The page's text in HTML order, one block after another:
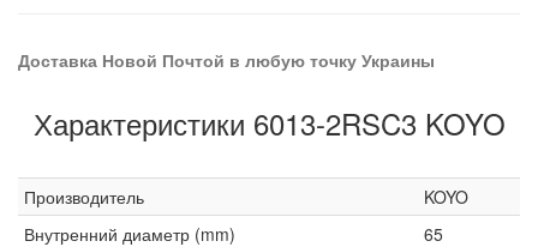
Доставка Новой Почтой в любую точку Украины
Характеристики 6013-2RSC3 KOYO
Производитель
KOYO
Внутренний диаметр (mm)
65